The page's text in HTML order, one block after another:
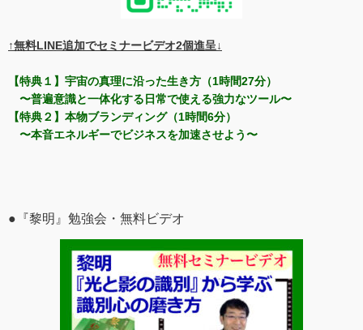
↑無料LINE追加でセミナービデオ2個進呈↓
【特典１】宇宙の真理に沿った生き方（1時間27分）
〜普遍意識と一体化する日常で使える強力なツール〜
【特典２】本物ブランディング（1時間6分）
〜本音エネルギーでビジネスを加速させよう〜
●『黎明』勉強会・無料ビデオ